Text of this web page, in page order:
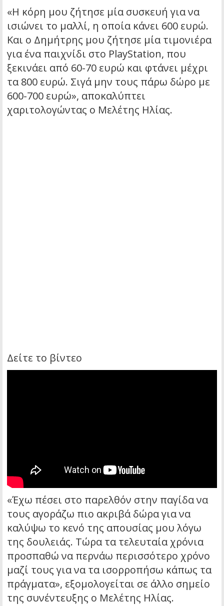
«Η κόρη μου ζήτησε μία συσκευή για να
ισιώνει το μαλλί, η οποία κάνει 600 ευρώ.
Και ο Δημήτρης μου ζήτησε μία τιμονιέρα
για ένα παιχνίδι στο PlayStation, που
ξεκινάει από 60-70 ευρώ και φτάνει μέχρι
τα 800 ευρώ. Σιγά μην τους πάρω δώρο με
600-700 ευρώ», αποκαλύπτει
χαριτολογώντας ο Μελέτης Ηλίας.
Δείτε το βίντεο
«Έχω πέσει στο παρελθόν στην παγίδα να
τους αγοράζω πιο ακριβά δώρα για να
καλύψω το κενό της απουσίας μου λόγω
της δουλειάς. Τώρα τα τελευταία χρόνια
προσπαθώ να περνάω περισσότερο χρόνο
μαζί τους για να τα ισορροπήσω κάπως τα
πράγματα», εξομολογείται σε άλλο σημείο
της συνέντευξης ο Μελέτης Ηλίας.